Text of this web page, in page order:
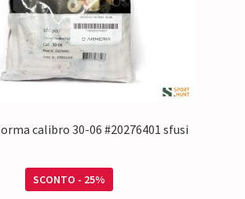
calibro 30-06 #20276401 sfusi
SCONTO - 25%